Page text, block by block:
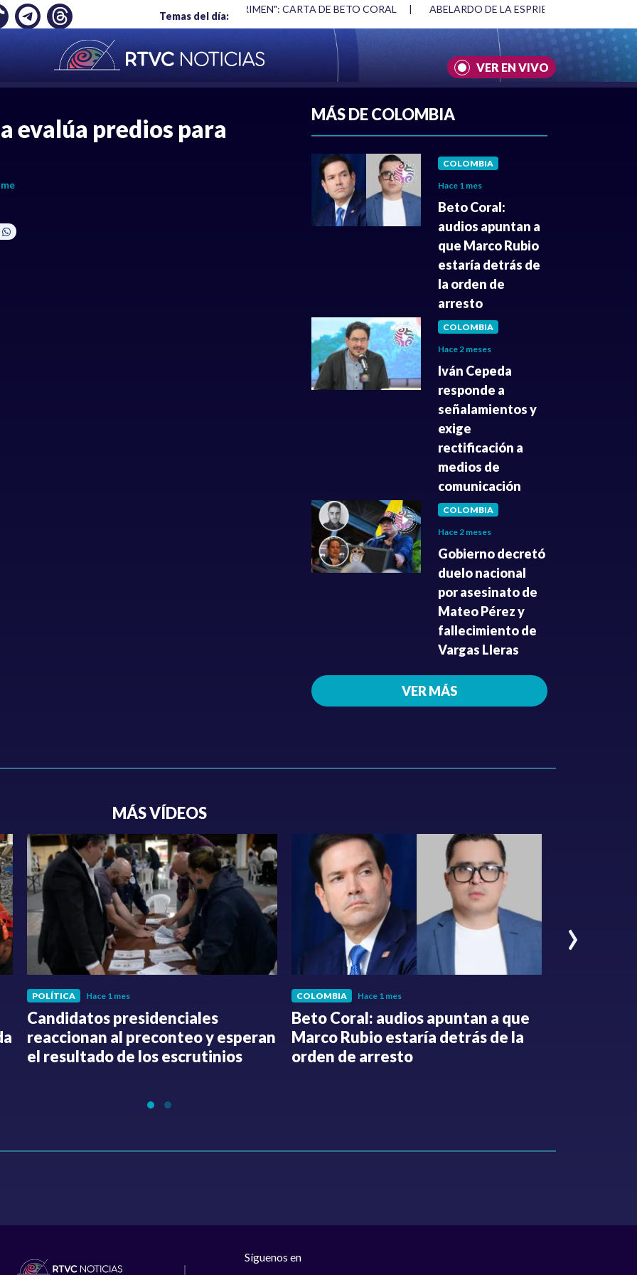
Temas del día:
JP MORGAN "HABLAR NO ES UN CRIMEN": CARTA DE BETO CORAL | ABELARDO DE LA ESPRIELLA Y DMG
VER EN VIVO
evalúa predios para
MÁS DE COLOMBIA
COLOMBIA
Hace 1 mes
Beto Coral:
audios apuntan a
que Marco Rubio
estaría detrás de
la orden de
arresto
COLOMBIA
Hace 2 meses
Iván Cepeda
responde a
señalamientos y
exige
rectificación a
medios de
comunicación
COLOMBIA
Hace 2 meses
Gobierno decretó
duelo nacional
por asesinato de
Mateo Pérez y
fallecimiento de
Vargas Lleras
VER MÁS
MÁS VÍDEOS
POLÍTICA Hace 1 mes
Candidatos presidenciales
reaccionan al preconteo y esperan
el resultado de los escrutinios
COLOMBIA Hace 1 mes
Beto Coral: audios apuntan a que
Marco Rubio estaría detrás de la
orden de arresto
›
Síguenos en